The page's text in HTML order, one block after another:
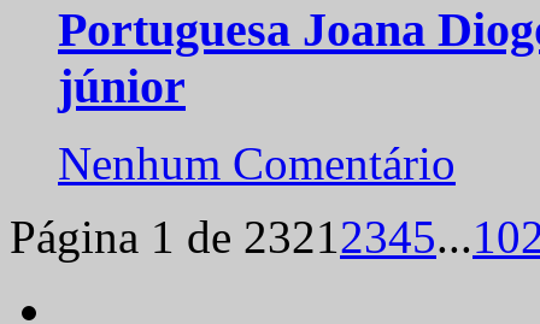
Portuguesa Joana
júnior
Nenhum Comentário
Página 1 de 23212345...10